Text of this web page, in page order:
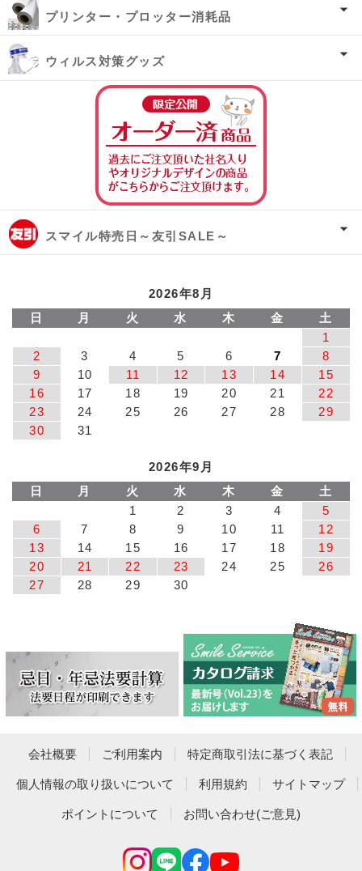
プリンター・プロッター消耗品
ウィルス対策グッズ
スマイル特売日～友引SALE～
2026年8月
日
月 火 水 木 金
土
1
2
3 4 5 6 7
8
9
10 11 12 13 14
15
16
17 18 19 20 21
22
23
24 25 26 27 28
29
30
31
2026年9月
日
月 火 水 木 金
土
1
2 3 4
5
6
7 8 9 10 11
12
13
14 15 16 17 18
19
20
21 22 23 24 25
26
27
28 29 30
会社概要 ご利用案内 特定商取引法に基づく表記
個人情報の取り扱いについて 利用規約 サイトマップ
ポイントについて お問い合わせ(ご意見)